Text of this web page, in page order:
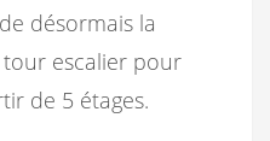
désormais la
tour escalier pour
de 5 étages.